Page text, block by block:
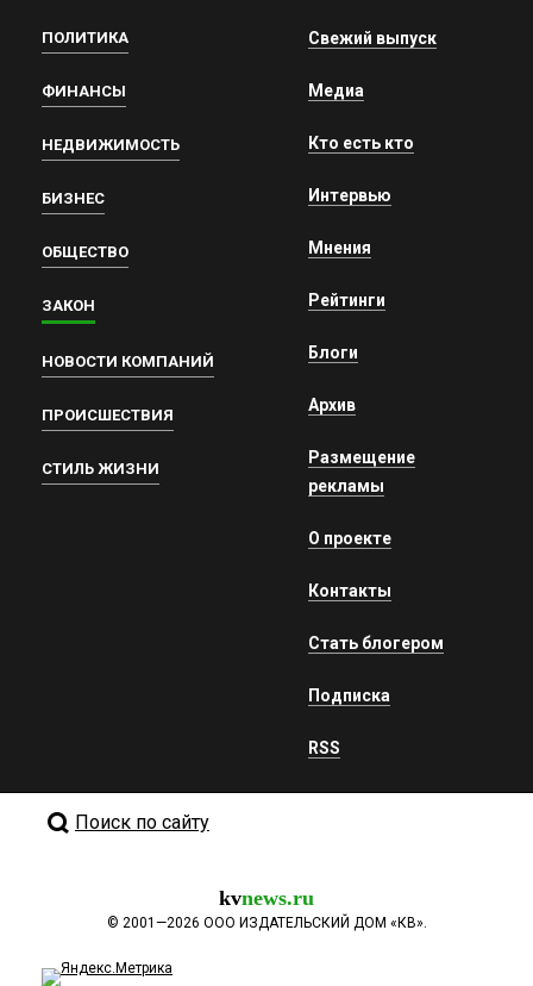
ПОЛИТИКА
ФИНАНСЫ
НЕДВИЖИМОСТЬ
БИЗНЕС
ОБЩЕСТВО
ЗАКОН
НОВОСТИ КОМПАНИЙ
ПРОИСШЕСТВИЯ
СТИЛЬ ЖИЗНИ
Свежий выпуск
Медиа
Кто есть кто
Интервью
Мнения
Рейтинги
Блоги
Архив
Размещение
рекламы
О проекте
Контакты
Стать блогером
Подписка
RSS
Поиск по сайту
kvnews.ru
© 2001—2026 ООО ИЗДАТЕЛЬСКИЙ ДОМ «КВ».